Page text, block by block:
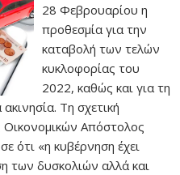
28 Φεβρουαρίου η
προθεσμία για την
καταβολή των τελών
κυκλοφορίας του
2022, καθώς και για τη
Τη σχετική
Απόστολος
ότι «η κυβέρνηση έχει
των δυσκολιών αλλά και